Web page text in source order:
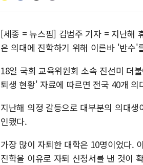
[세종 = 뉴스핌] 김범주 기자 = 지난해
은 의대에 진학하기 위해 이른바 '반수'
18일 국회 교육위원회 소속 진선미 더
퇴생 현황' 자료에 따르면 전국 40개
지난해 의정 갈등으로 대부분의 의대
인됐다.
가장 많이 자퇴한 대학은 10명이었다.
진학을 이유로 자퇴 신청서를 낸 것이